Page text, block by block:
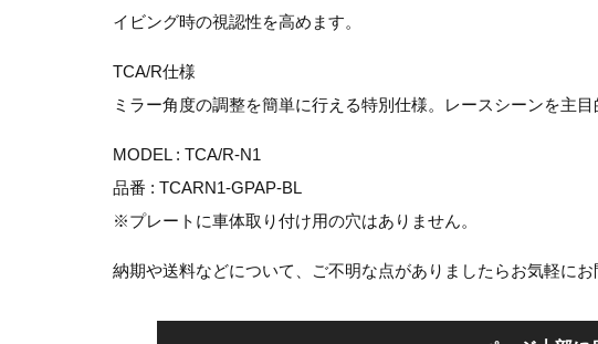
イビング時の視認性を高めます。
TCA/R仕様
ミラー角度の調整を簡単に行える特別仕様。レースシーンを主目
MODEL : TCA/R-N1
品番 : TCARN1-GPAP-BL
※プレートに車体取り付け用の穴はありません。
納期や送料などについて、ご不明な点がありましたらお気軽にお